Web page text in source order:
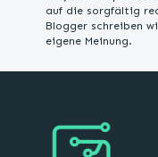
auf die sorgfältig
Blogger schreiben
eigene Meinung.